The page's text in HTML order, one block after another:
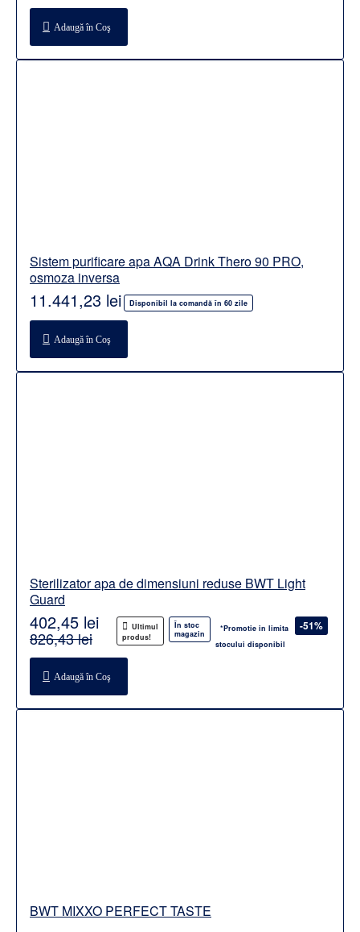
Adaugă în Coş
Sistem purificare apa AQA Drink Thero 90 PRO,
osmoza inversa
Disponibil la comandă în 60 zile
11.441,23 lei
Adaugă în Coş
Sterilizator apa de dimensiuni reduse BWT Light
Guard
Ultimul
produs!
În stoc
magazin
*Promotie in limita
stocului disponibil
-51%
402,45 lei
826,43 lei
Adaugă în Coş
BWT MIXXO PERFECT TASTE